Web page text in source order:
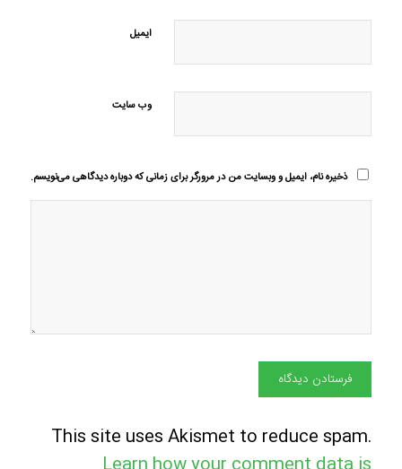
ایمیل
وب‌ سایت
ذخیره نام، ایمیل و وبسایت من در مرورگر برای زمانی که دوباره دیدگاهی می‌نویسم.
This site uses Akismet to reduce spam.